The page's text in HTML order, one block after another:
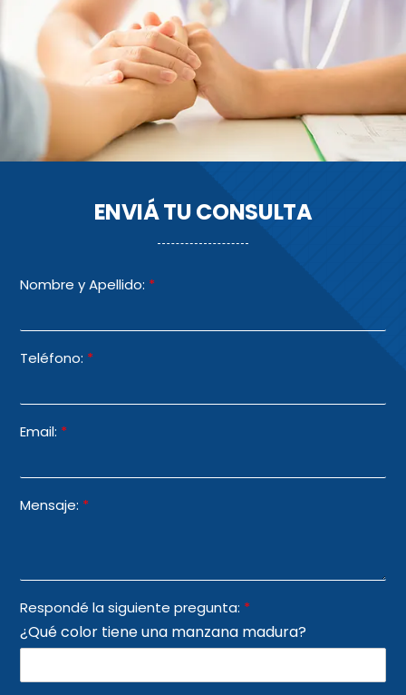
ENVIÁ TU CONSULTA
Nombre y Apellido: *
Teléfono: *
Email: *
Mensaje: *
Respondé la siguiente pregunta: *
¿Qué color tiene una manzana madura?